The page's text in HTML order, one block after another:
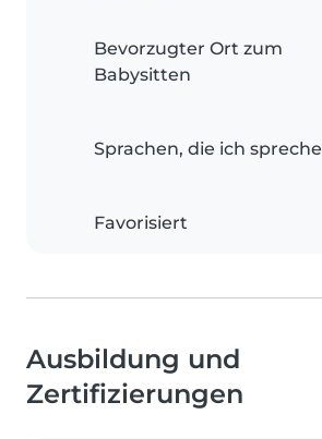
Bevorzugter Ort zum
Babysitten
Sprachen, die ich spreche
Favorisiert
Ausbildung und
Zertifizierungen